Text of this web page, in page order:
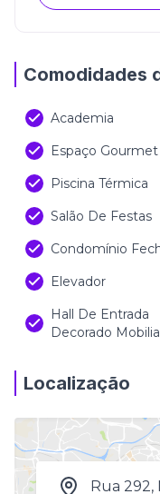
Comodidades
Academia
Espaço Gourmet
Piscina Térmica
Salão De Festas
Condomínio
Elevador
Hall De Entrada
Decorado
Localização
Rua 292,